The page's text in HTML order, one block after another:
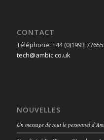
CONTACT
Téléphone: +44 (0)1993
tech@ambic.co.uk
NOUVELLES
Un message de tout le personnel